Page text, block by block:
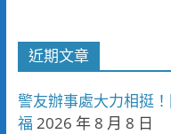
近期文章
警友辦事處大力相挺
福 2026 年 8 月 8 日